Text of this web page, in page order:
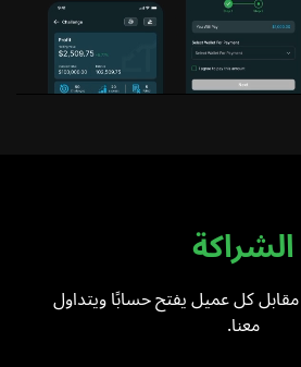
الشراكة
كل عميل يفتح حسابًا ويتداول
معنا.